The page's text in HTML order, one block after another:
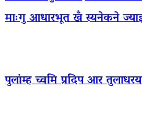
माःगु आधारभूत खँ स्यनेकने
पुलांम्ह च्वमि प्रदिप आर